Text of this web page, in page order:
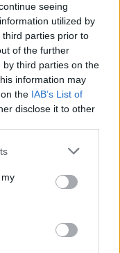
seeing
utilized by
parties prior to
of the further
third parties on the
information may
the IAB’s List of
disclose it to other
στηνροή
στο Instagram